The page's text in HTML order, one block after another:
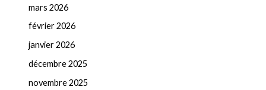
mars 2026
février 2026
janvier 2026
décembre 2025
novembre 2025